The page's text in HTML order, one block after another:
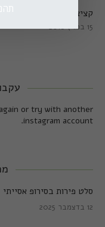
קציצות כרישה מושלמות
15 במרץ 2018
or try with another
instagram account.
סלט פירות בסירופ אסייתי
12 בדצמבר 2025